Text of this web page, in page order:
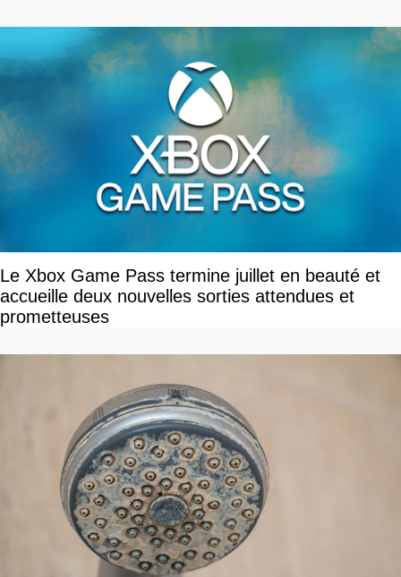
Le Xbox Game Pass termine juillet en beauté et
accueille deux nouvelles sorties attendues et
prometteuses